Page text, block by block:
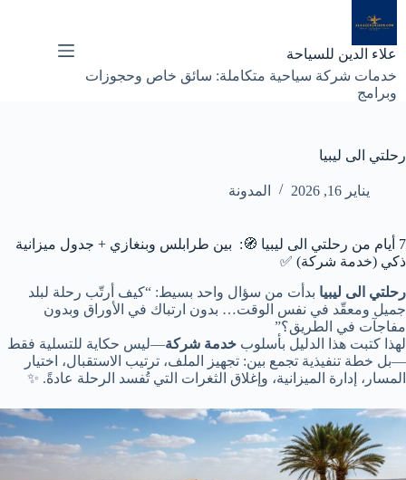
إلى
المحتوى
علاء الدين للسياحة
خدمات شركة سياحية متكاملة: سائق خاص وحجوزات
وبرامج
رحلتي الى ليبيا
يناير 16, 2026 المدونة
7 أيام من رحلتي الى ليبيا 🧭: بين طرابلس وبنغازي + جدول ميزانية
ذكي (خدمة شركة) ✅
رحلتي الى ليبيا بدأت من سؤال واحد بسيط: “كيف أرتّب رحلة لبلد
جميل ومعقّد في نفس الوقت… بدون ارتباك في الأوراق وبدون
مفاجآت في الطريق؟”
لهذا كتبت هذا الدليل بأسلوب خدمة شركة—ليس حكاية للتسلية فقط
—بل خطة تنفيذية تجمع بين: تجهيز الملف، ترتيب الاستقبال، اختيار
المسار، إدارة الميزانية، وإغلاق الثغرات التي تُفسد الرحلة عادةً. ✨